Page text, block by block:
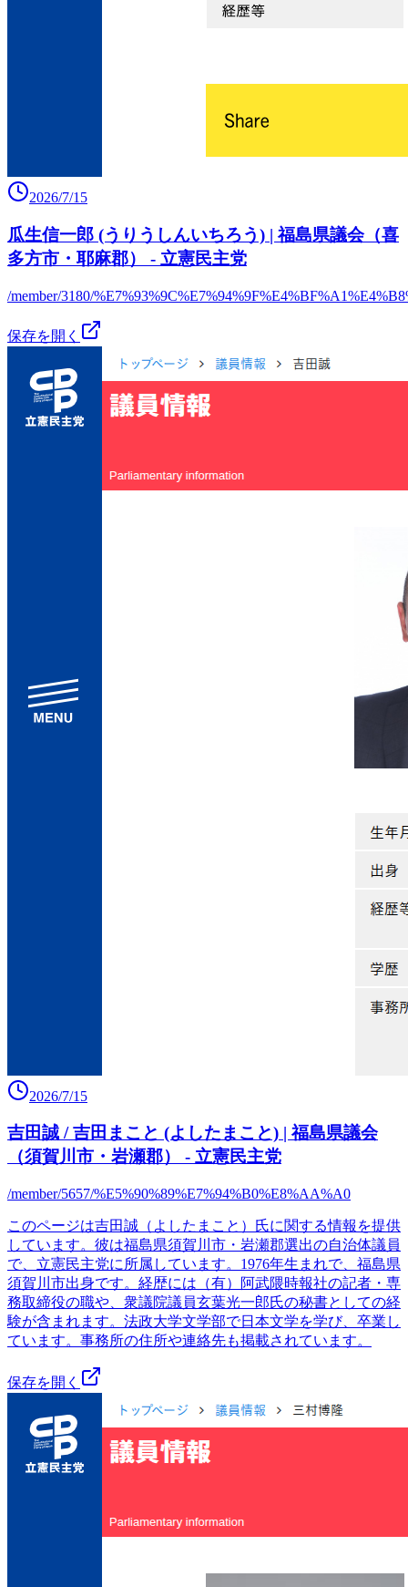
2026/7/15
瓜生信一郎 (うりうしんいちろう) | 福島県議会（喜
多方市・耶麻郡） - 立憲民主党
/member/3180/
保存を開く
2026/7/15
吉田誠 / 吉田まこと (よしたまこと) | 福島県議会
（須賀川市・岩瀬郡） - 立憲民主党
/member/5657/%E5%90%89%E7%94%B0%E8%AA%A0
このページは吉田誠（よしたまこと）氏に関する情報を提供
しています。彼は福島県須賀川市・岩瀬郡選出の自治体議員
で、立憲民主党に所属しています。1976年生まれで、福島県
須賀川市出身です。経歴には（有）阿武隈時報社の記者・専
務取締役の職や、衆議院議員玄葉光一郎氏の秘書としての経
験が含まれます。法政大学文学部で日本文学を学び、卒業し
ています。事務所の住所や連絡先も掲載されています。
保存を開く